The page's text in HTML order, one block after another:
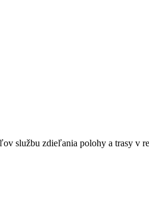
službu zdieľania polohy a trasy v